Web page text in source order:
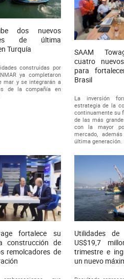
dos nuevos
de última
Turquía
construidas por
ya completaron
mar y se integrarán a
de la compañía en
SAAM
cuatro
para
Brasil
La inversión
estrategia de la
continuamente su
de las más
con la mayor
mercado,
última generación.
fortalece su
construcción de
remolcadores de
Utilidades
US$19,7
trimestre e
un nuevo